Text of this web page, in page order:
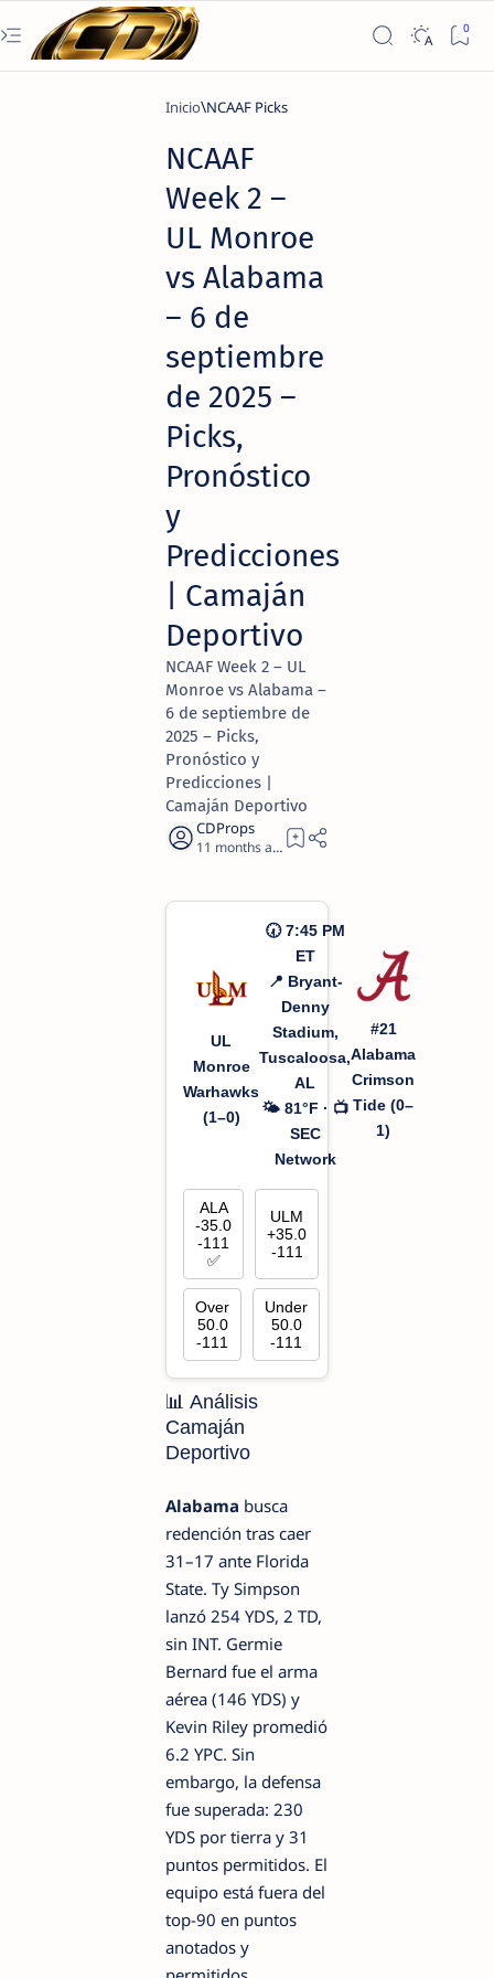
Inicio NCAAF Picks
NCAAF
Week 2 –
UL Monroe
vs Alabama
– 6 de
septiembre
de 2025 –
Picks,
Pronóstico
y
Predicciones
| Camaján
Deportivo
NCAAF Week 2 – UL
Monroe vs Alabama –
6 de septiembre de
2025 – Picks,
Pronóstico y
Predicciones |
Camaján Deportivo
11 months ago 2
UL
Monroe
Warhawks
(1–0)
🕢 7:45 PM
ET
📍 Bryant-
Denny
Stadium,
Tuscaloosa,
AL
🌤️ 81°F · 📺
SEC
Network
#21
Alabama
Crimson
Tide (0–
1)
ALA
-35.0
-111
✅
ULM
+35.0
-111
Over
50.0
-111
Under
50.0
-111
📊 Análisis
Camaján
Deportivo
Alabama busca
redención tras caer
31–17 ante Florida
State. Ty Simpson
lanzó 254 YDS, 2 TD,
sin INT. Germie
Bernard fue el arma
aérea (146 YDS) y
Kevin Riley promedió
6.2 YPC. Sin
embargo, la defensa
fue superada: 230
YDS por tierra y 31
puntos permitidos. El
equipo está fuera del
top-90 en puntos
anotados y